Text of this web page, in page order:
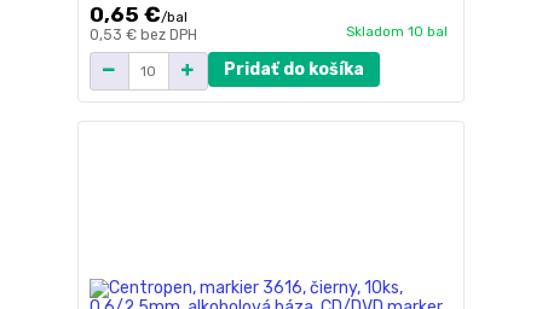
0,65 €/bal
0,53 € bez DPH Skladom 10 bal
Pridať do košíka